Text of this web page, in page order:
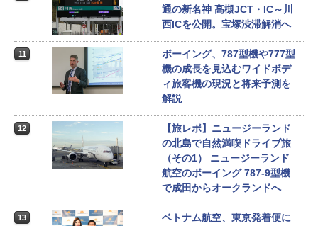
通の新名神 高槻JCT・IC～川
西ICを公開。宝塚渋滞解消へ
11
ボーイング、787型機や777型
機の成長を見込むワイドボデ
ィ旅客機の現況と将来予測を
解説
12
【旅レポ】ニュージーランド
の北島で自然満喫ドライブ旅
（その1） ニュージーランド
航空のボーイング 787-9型機
で成田からオークランドへ
13
ベトナム航空、東京発着便に